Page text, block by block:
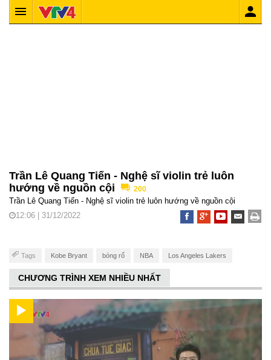
Trần Lê Quang Tiến - Nghệ sĩ violin trẻ luôn
hướng về nguồn cội
200
Trần Lê Quang Tiến - Nghệ sĩ violin trẻ luôn hướng về nguồn cội
12:06 | 31/12/2022
Tags Kobe Bryant bóng rổ NBA Los Angeles Lakers
CHƯƠNG TRÌNH XEM NHIỀU NHẤT